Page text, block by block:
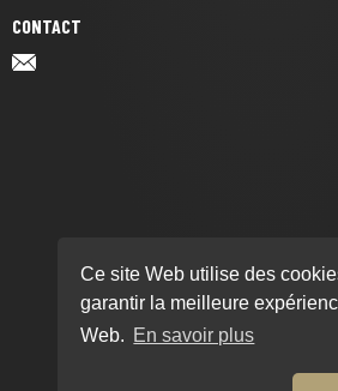
Ce site Web utilise des
garantir la meilleure
Web. En savoir plus
CONTACT